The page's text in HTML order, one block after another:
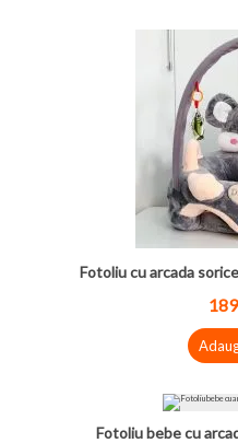
Fotoliu cu arcada
Fotoliu bebe cu